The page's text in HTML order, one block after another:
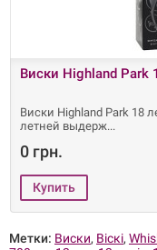
Виски Highland
Виски Highland Park 18
летней выдерж
0 грн.
Метки: Виски, Віскі,